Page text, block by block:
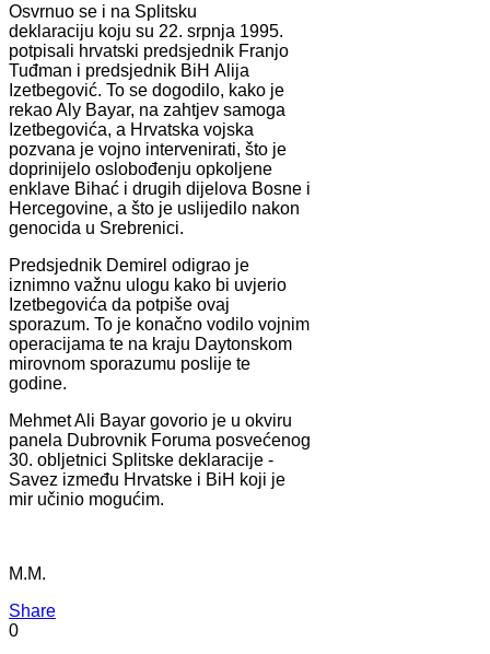
Osvrnuo se i na Splitsku
deklaraciju koju su 22. srpnja 1995.
potpisali hrvatski predsjednik Franjo
Tuđman i predsjednik BiH Alija
Izetbegović. To se dogodilo, kako je
rekao Aly Bayar, na zahtjev samoga
Izetbegovića, a Hrvatska vojska
pozvana je vojno intervenirati, što je
doprinijelo oslobođenju opkoljene
enklave Bihać i drugih dijelova Bosne i
Hercegovine, a što je uslijedilo nakon
genocida u Srebrenici.
Predsjednik Demirel odigrao je
iznimno važnu ulogu kako bi uvjerio
Izetbegovića da potpiše ovaj
sporazum. To je konačno vodilo vojnim
operacijama te na kraju Daytonskom
mirovnom sporazumu poslije te
godine.
Mehmet Ali Bayar govorio je u okviru
panela Dubrovnik Foruma posvećenog
30. obljetnici Splitske deklaracije -
Savez između Hrvatske i BiH koji je
mir učinio mogućim.
M.M.
Share
0